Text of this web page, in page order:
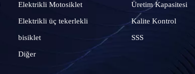
Elektrikli Motosiklet
Elektrikli üç tekerlekli
bisiklet
Diğer
Üretim Kapasitesi
Kalite Kontrol
SSS